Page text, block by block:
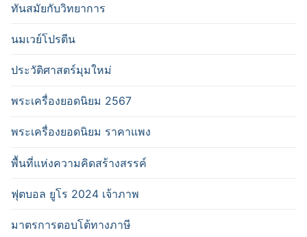
ทันสมัยกับวิทยาการ
นมเวย์โปรตีน
ประวัติศาสตร์มุมใหม่
พระเครื่องยอดนิยม 2567
พระเครื่องยอดนิยม ราคาแพง
พื้นที่แห่งความคิดสร้างสรรค์
ฟุตบอล ยูโร 2024 เจ้าภาพ
มาตรการตอบโต้ทางภาษี